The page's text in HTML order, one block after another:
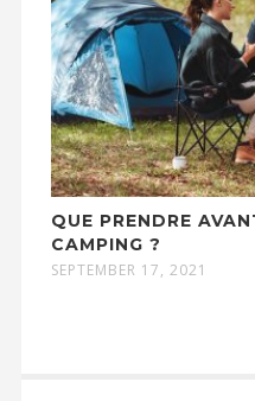
QUE PRENDRE
CAMPING ?
SEPTEMBER 17, 2021